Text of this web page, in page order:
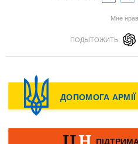
Мне
ПОДЫТОЖИТЬ: